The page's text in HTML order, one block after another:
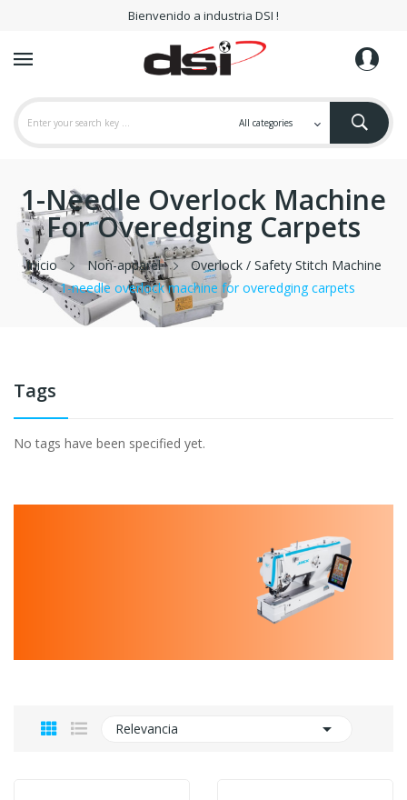
Bienvenido a industria DSI !
1-Needle Overlock Machine
For Overedging Carpets
Inicio Non-apparel
Overlock / Safety Stitch Machine
1-needle overlock machine for overedging carpets
Tags
No tags have been specified yet.
Relevancia 